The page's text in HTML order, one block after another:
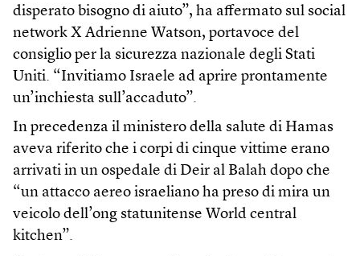
disperato bisogno di aiuto”, ha affermato sul social
network X Adrienne Watson, portavoce del
consiglio per la sicurezza nazionale degli Stati
Uniti. “Invitiamo Israele ad aprire prontamente
un’inchiesta sull’accaduto”.
In precedenza il ministero della salute di Hamas
aveva riferito che i corpi di cinque vittime erano
arrivati in un ospedale di Deir al Balah dopo che
“un attacco aereo israeliano ha preso di mira un
veicolo dell’ong statunitense World central
kitchen”.